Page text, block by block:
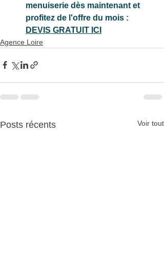
menuiserie dès maintenant et
profitez de l'offre du mois :
DEVIS GRATUIT ICI
Agence Loire
Posts récents Voir tout